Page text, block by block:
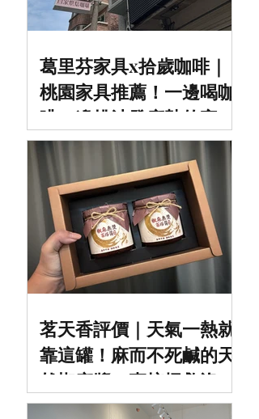
葛里芬家具x拾歲咖啡｜
桃園家具推薦！一邊喝咖
啡一邊挑沙發床墊的家具
咖啡複合式空間，中壢／
平鎮家具推薦
茗天香評價｜天氣一熱就
靠這罐！麻而不死鹹的天
然椒麻醬，直接拯救沒胃
口日常